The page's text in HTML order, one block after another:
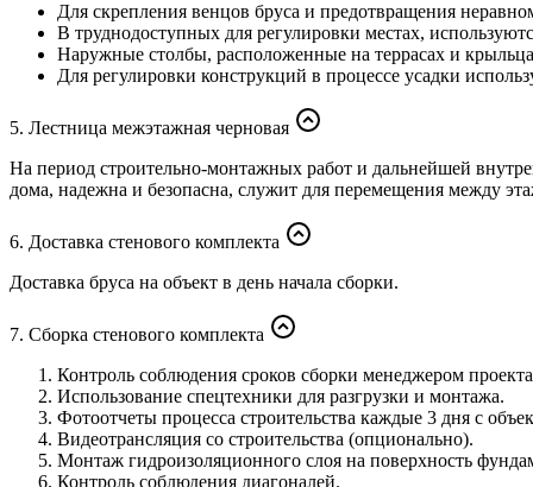
Для скрепления венцов бруса и предотвращения
В труднодоступных для регулировки местах,
Наружные столбы, расположенные на террасах и
Для регулировки конструкций в процессе усадки
5. Лестница межэтажная черновая
На период строительно-монтажных работ и дальнейшей
дома, надежна и безопасна, служит для перемещения между
6. Доставка стенового комплекта
Доставка бруса на объект в день начала сборки.
7. Сборка стенового комплекта
Контроль соблюдения сроков сборки менеджером
Использование спецтехники для разгрузки и монтажа.
Фотоотчеты процесса строительства каждые 3 дня с
Видеотрансляция со строительства (опционально).
Монтаж гидроизоляционного слоя на поверхность
Контроль соблюдения диагоналей.